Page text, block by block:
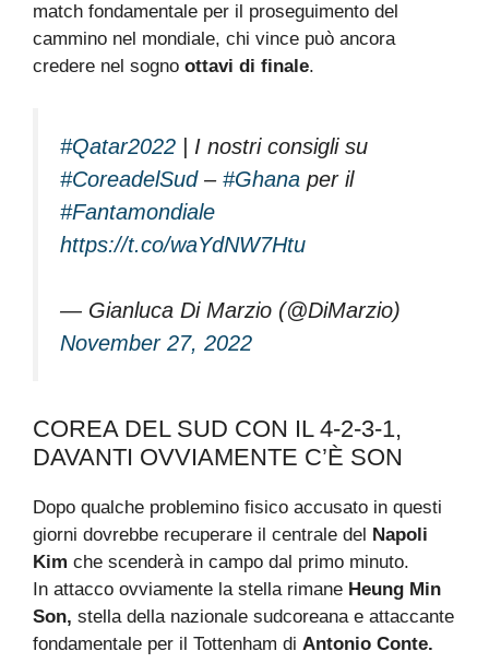
match fondamentale per il proseguimento del
cammino nel mondiale, chi vince può ancora
credere nel sogno ottavi di finale.
#Qatar2022 | I nostri consigli su
#CoreadelSud– #Ghana per il
#Fantamondiale
https://t.co/waYdNW7Htu
— Gianluca Di Marzio (@DiMarzio)
November 27, 2022
COREA DEL SUD CON IL 4-2-3-1,
DAVANTI OVVIAMENTE C’È SON
Dopo qualche problemino fisico accusato in questi
giorni dovrebbe recuperare il centrale del Napoli
Kim che scenderà in campo dal primo minuto.
In attacco ovviamente la stella rimane Heung Min
Son, stella della nazionale sudcoreana e attaccante
fondamentale per il Tottenham di Antonio Conte.